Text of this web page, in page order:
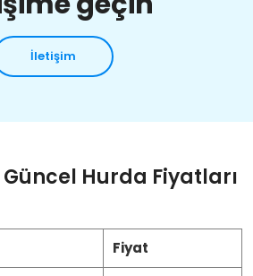
İletişim
Hurda Fiyatları
Fiyat